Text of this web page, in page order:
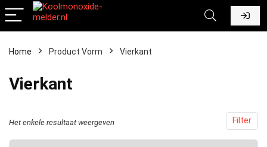
Home Product Vorm ‎Vierkant
‎Vierkant
Filter
Het enkele resultaat weergeven